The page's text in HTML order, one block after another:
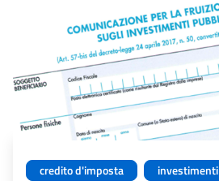
credito d'imposta
investimenti